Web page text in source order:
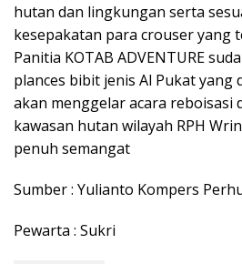
hutan dan lingkungan serta
kesepakatan para crouser yang
Panitia KOTAB ADVENTURE
plances bibit jenis Al Pukat yang
akan menggelar acara reboisasi
kawasan hutan wilayah RPH
penuh semangat
Sumber : Yulianto Kompers
Pewarta : Sukri